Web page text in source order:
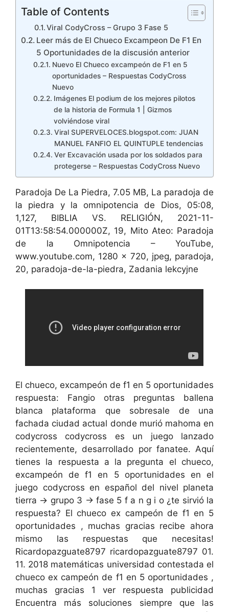
Table of Contents
Viral CodyCross – Grupo 3 Fase 5
Leer más de El Chueco Excampeon De F1 En
5 Oportunidades de la discusión anterior
Nuevo El Chueco excampeón de F1 en 5
oportunidades – Respuestas CodyCross
Nuevo
Imágenes El podium de los mejores pilotos
de la historia de Formula 1 | Gizmos
volviéndose viral
Viral SUPERVELOCES.blogspot.com: JUAN
MANUEL FANFIO EL QUINTUPLE tendencias
Ver Excavación usada por los soldados para
protegerse – Respuestas CodyCross Nuevo
Paradoja De La Piedra, 7.05 MB, La paradoja de
la piedra y la omnipotencia de Dios, 05:08,
1,127, BIBLIA VS. RELIGIÓN, 2021-11-
01T13:58:54.000000Z, 19, Mito Ateo: Paradoja
de la Omnipotencia – YouTube,
www.youtube.com, 1280 x 720, jpeg, paradoja,
20, paradoja-de-la-piedra, Zadania lekcyjne
El chueco, excampeón de f1 en 5 oportunidades
respuesta: Fangio otras preguntas ballena
blanca plataforma que sobresale de una
fachada ciudad actual donde murió mahoma en
codycross codycross es un juego lanzado
recientemente, desarrollado por fanatee. Aquí
tienes la respuesta a la pregunta el chueco,
excampeón de f1 en 5 oportunidades en el
juego codycross en español del nivel planeta
tierra → grupo 3 → fase 5 f a n g i o ¿te sirvió la
respuesta? El chueco ex campeón de f1 en 5
oportunidades , muchas gracias recibe ahora
mismo las respuestas que necesitas!
Ricardopazguate8797 ricardopazguate8797 01.
11. 2018 matemáticas universidad contestada el
chueco ex campeón de f1 en 5 oportunidades ,
muchas gracias 1 ver respuesta publicidad
Encuentra más soluciones siempre que las